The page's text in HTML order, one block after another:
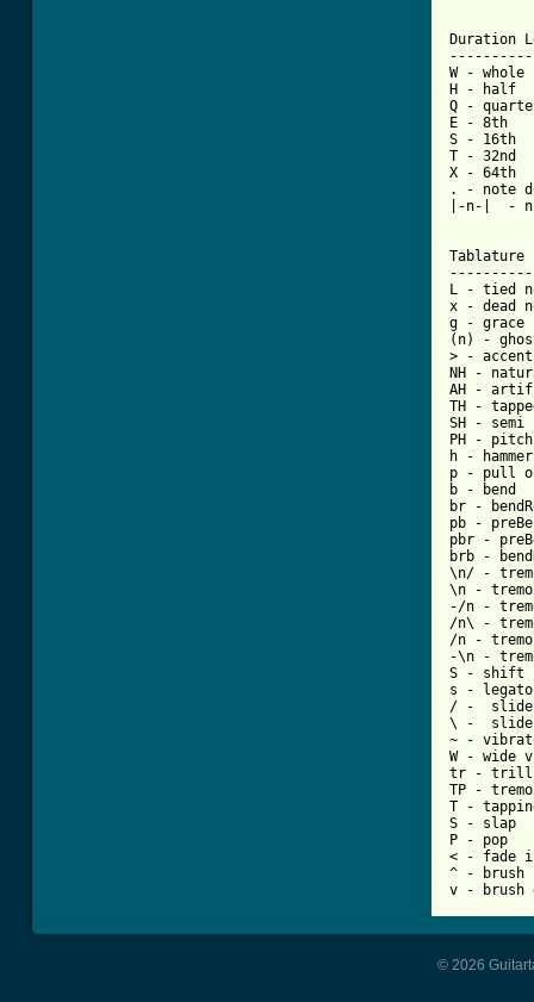
Duration
W - whole
H - half
Q -
E - 8th
S - 16th
T - 32nd
X - 64th
. - note
|-n-|  -
Tablature
L - tied
x - dead
g - grace
(n) -
> -
NH -
AH -
TH -
SH - semi
PH - pitch
h -
p - pull
b - bend
br -
pb -
pbr -
brb -
\n/ -
\n -
-/n -
/n\ -
/n -
-\n -
S - shift
s -
/ -  slide
\ -  slide
~ -
W - wide
tr - trill
TP -
T -
S - slap
P - pop
< - fade
^ - brush
© 2026